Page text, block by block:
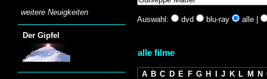
weitere Neuigkeiten
Der Gipfel
Auswahl: dvd blu-ray alle |
alle filme
A B C D E F G H I J K L M N